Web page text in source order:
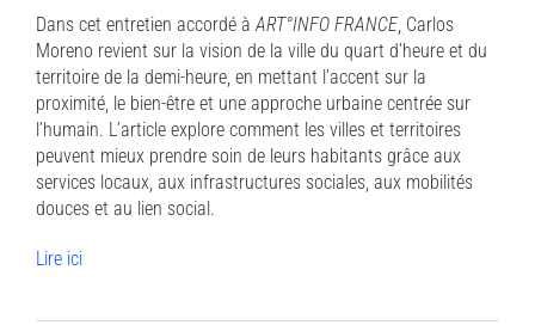
Dans cet entretien accordé à ART°INFO FRANCE, Carlos
Moreno revient sur la vision de la ville du quart d’heure et du
territoire de la demi-heure, en mettant l’accent sur la
proximité, le bien-être et une approche urbaine centrée sur
l’humain. L’article explore comment les villes et territoires
peuvent mieux prendre soin de leurs habitants grâce aux
services locaux, aux infrastructures sociales, aux mobilités
douces et au lien social.
Lire ici